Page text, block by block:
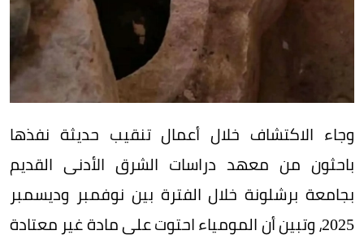
وجاء الاكتشاف خلال أعمال تنقيب حديثة نفذها
باحثون من معهد دراسات الشرق الأدنى القديم
بجامعة برشلونة خلال الفترة بين نوفمبر وديسمبر
2025، وتبين أن المومياء احتوت على مادة غير معتادة